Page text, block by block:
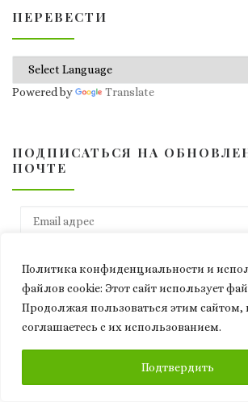
Политика конфиденциальности и
файлов сookie: Этот сайт использует
Продолжая пользоваться этим сайтом,
соглашаетесь с их использованием.
Подтвердить
ПЕРЕВЕСТИ
Powered by Translate
ПОДПИСАТЬСЯ НА
ПОЧТЕ
ПОДПИСАТЬСЯ
СВЕЖИЕ ЗАПИСИ